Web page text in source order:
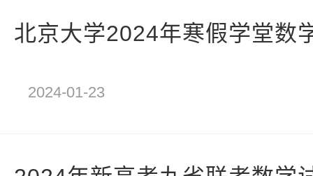
北京大学2024年寒假学堂数
2024-01-23